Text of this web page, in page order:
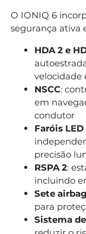
O IONIQ 6
segurança ativa
HDA 2 e
velocidade
NSCC:
em
condutor
Faróis
precisão
RSPA 2:
incluindo
Sete
para
Sistema